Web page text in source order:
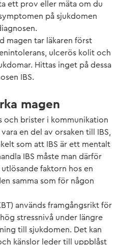
ett prov eller mäta om du
på sjukdomen
magen tar läkaren först
ulcerös kolit och
Hittas inget på dessa
IBS.
magen
och brister i kommunikation
en del av orsaken till IBS,
som att IBS är ett mentalt
IBS måste man därför
faktorn hos en
samma som för någon
används framgångsrikt för
stressnivå under längre
till sjukdomen. Det kan
känslor leder till uppblåst